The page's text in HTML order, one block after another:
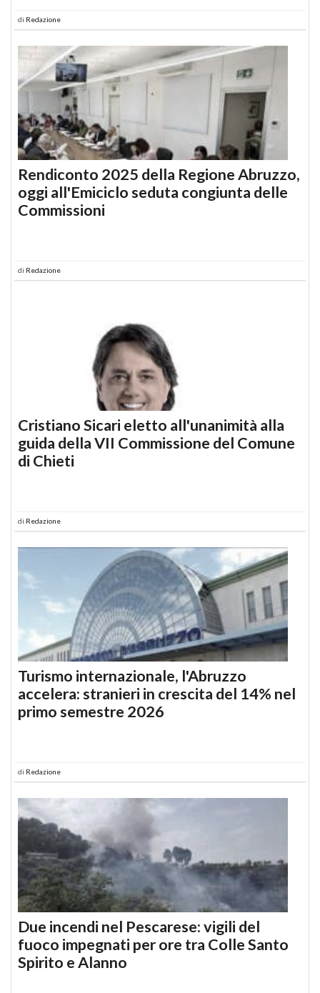
di Redazione
Rendiconto 2025 della Regione Abruzzo,
oggi all'Emiciclo seduta congiunta delle
Commissioni
di Redazione
Cristiano Sicari eletto all'unanimità alla
guida della VII Commissione del Comune
di Chieti
di Redazione
Turismo internazionale, l'Abruzzo
accelera: stranieri in crescita del 14% nel
primo semestre 2026
di Redazione
Due incendi nel Pescarese: vigili del
fuoco impegnati per ore tra Colle Santo
Spirito e Alanno